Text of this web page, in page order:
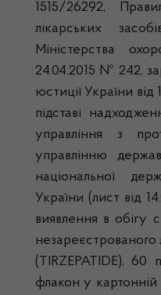
1515/26292,
лікарських
Міністерства
24.04.2015 № 242,
юстиції України
підставі
управління з
управлінню
національної
України (лист від
виявлення в обігу
незареєстрованого
(TIRZEPATIDE), 60
флакон у картонній